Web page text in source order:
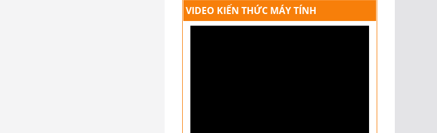
VIDEO KIẾN THỨC MÁY TÍNH